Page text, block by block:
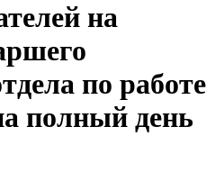
на
по работе
полный день